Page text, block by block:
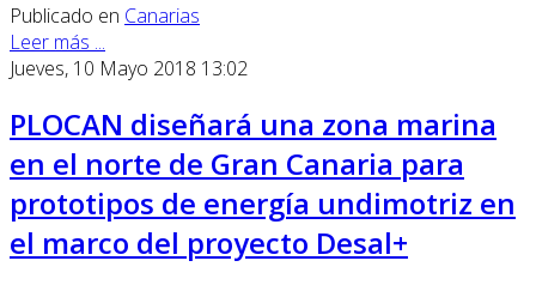
Publicado en Canarias
Leer más ...
Jueves, 10 Mayo 2018 13:02
PLOCAN diseñará una zona marina
en el norte de Gran Canaria para
prototipos de energía undimotriz en
el marco del proyecto Desal+